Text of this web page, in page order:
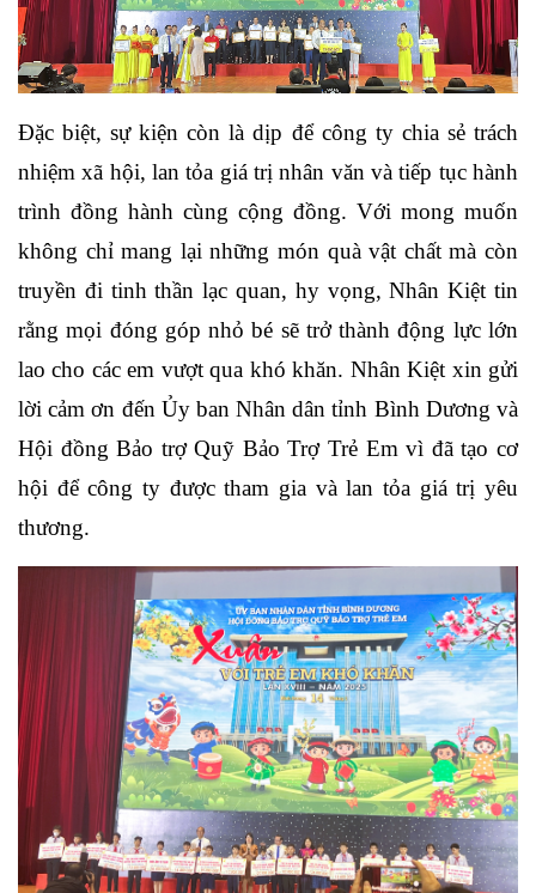
Đặc biệt, sự kiện còn là dịp để công ty chia sẻ trách
nhiệm xã hội, lan tỏa giá trị nhân văn và tiếp tục hành
trình đồng hành cùng cộng đồng. Với mong muốn
không chỉ mang lại những món quà vật chất mà còn
truyền đi tinh thần lạc quan, hy vọng, Nhân Kiệt tin
rằng mọi đóng góp nhỏ bé sẽ trở thành động lực lớn
lao cho các em vượt qua khó khăn. Nhân Kiệt xin gửi
lời cảm ơn đến Ủy ban Nhân dân tỉnh Bình Dương và
Hội đồng Bảo trợ Quỹ Bảo Trợ Trẻ Em vì đã tạo cơ
hội để công ty được tham gia và lan tỏa giá trị yêu
thương.